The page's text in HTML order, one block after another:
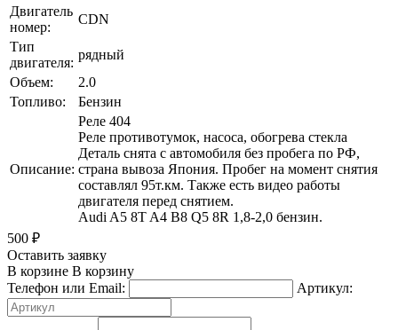
Двигатель
номер:
CDN
Тип
двигателя:
рядный
Объем:
2.0
Топливо:
Бензин
Описание:
Реле 404
Реле противотумок, насоса, обогрева стекла
Деталь снята с автомобиля без пробега по РФ,
страна вывоза Япония. Пробег на момент снятия
составлял 95т.км. Также есть видео работы
двигателя перед снятием.
Audi A5 8T A4 B8 Q5 8R 1,8-2,0 бензин.
500 ₽
Оставить заявку
В корзине В корзину
Телефон или Email:
Артикул: